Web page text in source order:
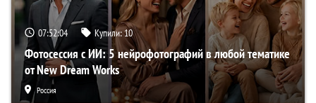
07:52:03 Купили:10
Фотосессия с ИИ: 5 нейрофотографий в любой тематике
от New Dream Works
Россия